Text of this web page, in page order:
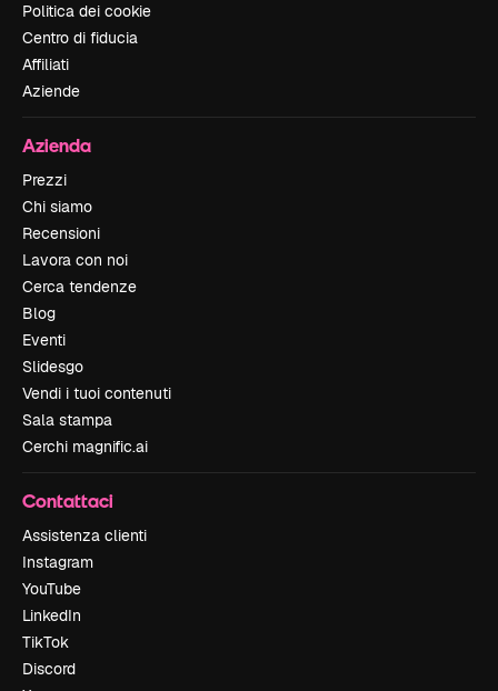
Politica dei cookie
Centro di fiducia
Affiliati
Aziende
Azienda
Prezzi
Chi siamo
Recensioni
Lavora con noi
Cerca tendenze
Blog
Eventi
Slidesgo
Vendi i tuoi contenuti
Sala stampa
Cerchi magnific.ai
Contattaci
Assistenza clienti
Instagram
YouTube
LinkedIn
TikTok
Discord